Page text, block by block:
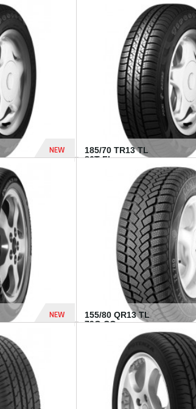
NEW
185/70 TR13 TL
86T FI...
NEW
1 182 Dhs
155/80 QR13 TL
79Q CO...